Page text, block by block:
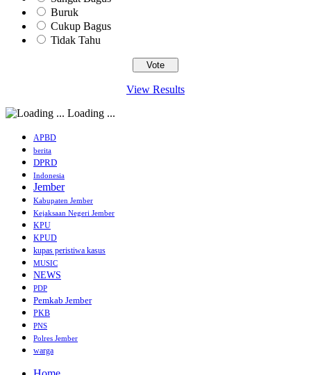
Buruk
Cukup Bagus
Tidak Tahu
View Results
Loading ...
APBD
berita
DPRD
Indonesia
Jember
Kabupaten Jember
Kejaksaan Negeri Jember
KPU
KPUD
kupas peristiwa kasus
MUSIC
NEWS
PDP
Pemkab Jember
PKB
PNS
Polres Jember
warga